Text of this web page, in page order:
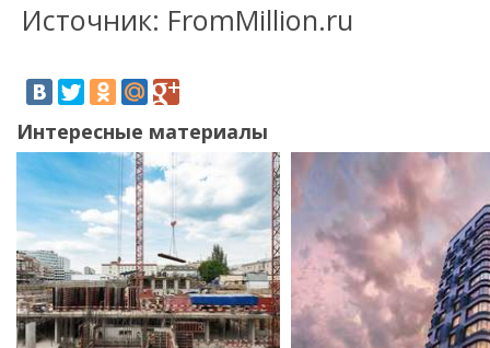
Источник: FromMillion.ru
Интересные материалы